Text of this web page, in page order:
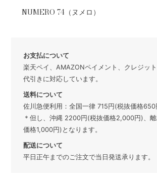
NUMERO 74（ヌメロ）
お支払について
楽天ペイ、AMAZONペイメント、クレジット
代引きに対応しています。
送料について
佐川急便利用：全国一律 715円(税抜価格650
＊但し、沖縄 2200円(税抜価格2,000円)、
価格1,000円)となります。
配送について
平日正午までのご注文で当日発送承ります。